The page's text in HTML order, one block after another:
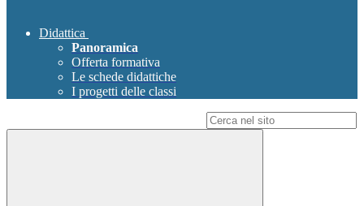
Didattica
Panoramica
Offerta formativa
Le schede didattiche
I progetti delle classi